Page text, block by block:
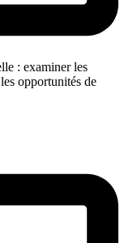
: examiner les
opportunités de